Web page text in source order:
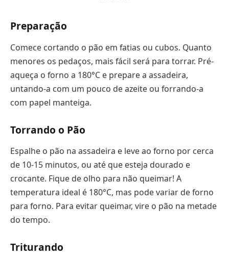
Preparação
Comece cortando o pão em fatias ou cubos. Quanto
menores os pedaços, mais fácil será para torrar. Pré-
aqueça o forno a 180°C e prepare a assadeira,
untando-a com um pouco de azeite ou forrando-a
com papel manteiga.
Torrando o Pão
Espalhe o pão na assadeira e leve ao forno por cerca
de 10-15 minutos, ou até que esteja dourado e
crocante. Fique de olho para não queimar! A
temperatura ideal é 180°C, mas pode variar de forno
para forno. Para evitar queimar, vire o pão na metade
do tempo.
Triturando